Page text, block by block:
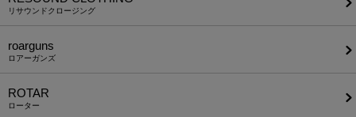
リサウンドクロージング
roarguns
ロアーガンズ
ROTAR
ローター